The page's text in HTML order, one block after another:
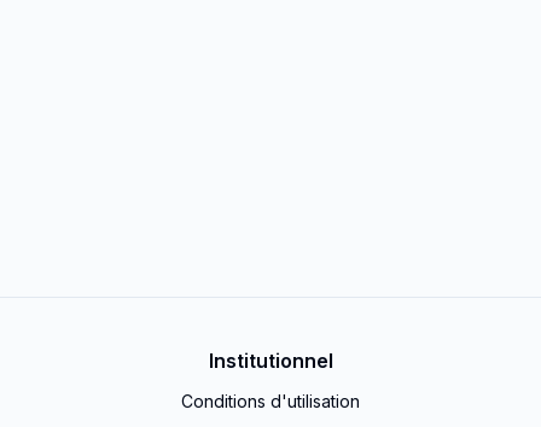
Institutionnel
Conditions d'utilisation